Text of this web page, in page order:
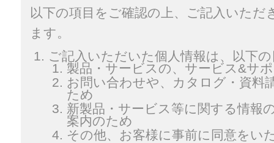
以下の項目をご確認の上、ご記入いた
ます。
ご記入いただいた個人情報は、以下
製品・サービスの、サービス&サ
お問い合わせや、カタログ・資料
ため
新製品・サービス等に関する情報
案内のため
その他、お客様に事前に同意をい